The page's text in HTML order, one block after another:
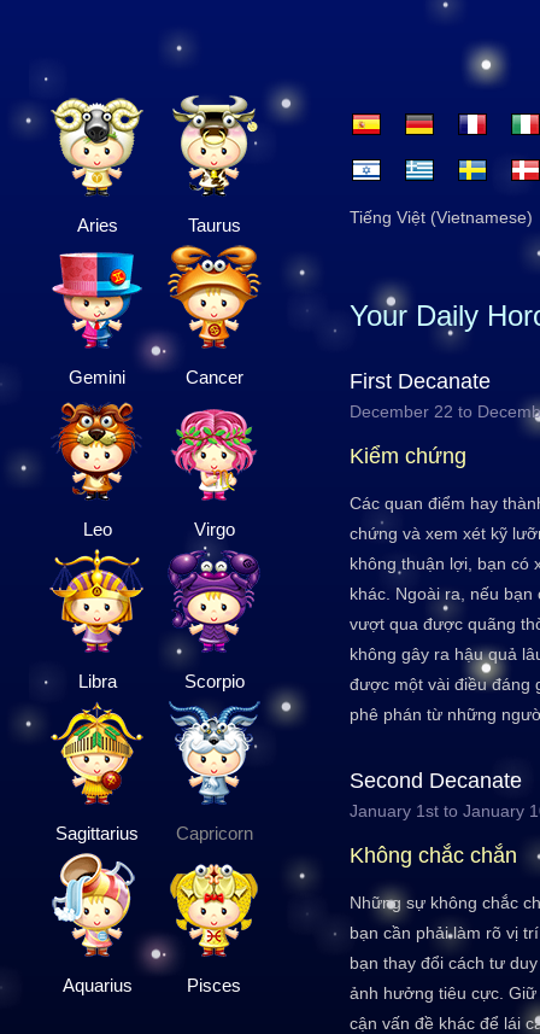
Aries Taurus
Gemini Cancer
Leo Virgo
Libra Scorpio
Sagittarius Capricorn
Aquarius Pisces
Tiếng Việt (Vietnamese)
Your Daily
First Decanate
December 22 to
Kiểm chứng
Các quan điểm hay
chứng và xem xét kỹ
không thuận lợi, bạn có
khác. Ngoài ra, nếu
vượt qua được quãng
không gây ra hậu quả
được một vài điều đáng
phê phán từ những
Second Decanate
January 1st to January
Không chắc chắn
Những sự không chắc
bạn cần phải làm rõ vị
bạn thay đổi cách tư
ảnh hưởng tiêu cực.
cận vấn đề khác để lái